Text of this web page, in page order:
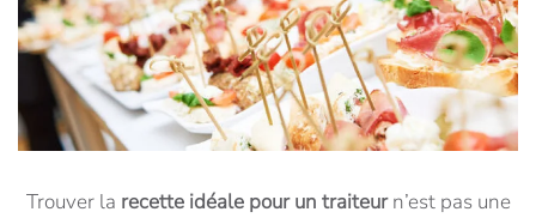
Trouver la recette idéale pour un traiteurn’est pas une